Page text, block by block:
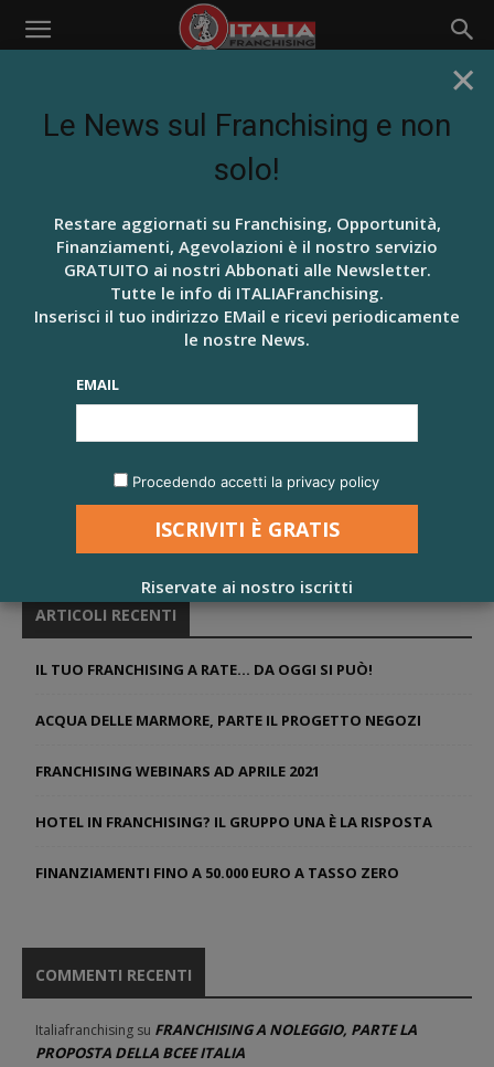
TAG: SARTORIA
ANCHE A MILANO, QUALITÀ E RAPIDITÀ PER LE
ARTICOLI RECENTI
IL TUO FRANCHISING A RATE… DA OGGI SI PUÒ!
ACQUA DELLE MARMORE, PARTE IL PROGETTO NEGOZI
FRANCHISING WEBINARS AD APRILE 2021
HOTEL IN FRANCHISING? IL GRUPPO UNA È LA RISPOSTA
FINANZIAMENTI FINO A 50.000 EURO A TASSO ZERO
COMMENTI RECENTI
Italiafranchising su FRANCHISING A NOLEGGIO, PARTE LA
PROPOSTA DELLA BCEE ITALIA
×
Le News sul Franchising e non
solo!
Restare aggiornati su Franchising, Opportunità,
Finanziamenti, Agevolazioni è il nostro servizio
GRATUITO ai nostri Abbonati alle Newsletter.
Tutte le info di ITALIAFranchising.
Inserisci il tuo indirizzo EMail e ricevi periodicamente
le nostre News.
EMAIL
Procedendo accetti la privacy policy
Riservate ai nostro iscritti